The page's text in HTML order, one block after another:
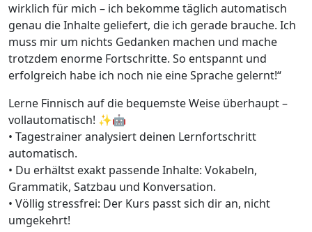
wirklich für mich – ich bekomme täglich automatisch
genau die Inhalte geliefert, die ich gerade brauche. Ich
muss mir um nichts Gedanken machen und mache
trotzdem enorme Fortschritte. So entspannt und
erfolgreich habe ich noch nie eine Sprache gelernt!“
Lerne Finnisch auf die bequemste Weise überhaupt –
vollautomatisch! ✨🤖
• Tagestrainer analysiert deinen Lernfortschritt
automatisch.
• Du erhältst exakt passende Inhalte: Vokabeln,
Grammatik, Satzbau und Konversation.
• Völlig stressfrei: Der Kurs passt sich dir an, nicht
umgekehrt!